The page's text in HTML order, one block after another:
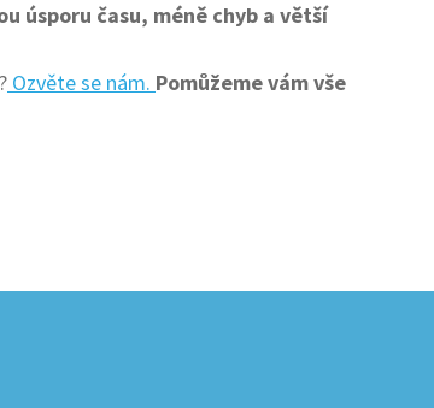
úsporu času, méně chyb a větší
Ozvěte se nám. Pomůžeme vám vše